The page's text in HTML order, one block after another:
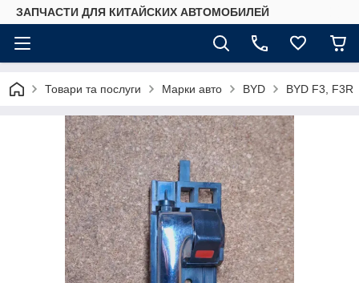
ЗАПЧАСТИ ДЛЯ КИТАЙСКИХ АВТОМОБИЛЕЙ
Товари та послуги Марки авто BYD BYD F3, F3R